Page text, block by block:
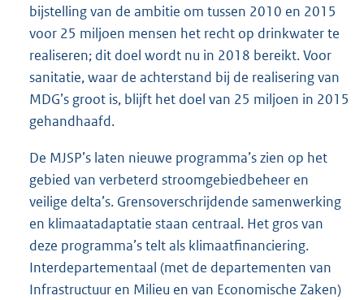
bijstelling van de ambitie om tussen 2010 en 2015
voor 25 miljoen mensen het recht op drinkwater te
realiseren; dit doel wordt nu in 2018 bereikt. Voor
sanitatie, waar de achterstand bij de realisering van
MDG’s groot is, blijft het doel van 25 miljoen in 2015
gehandhaafd.
De MJSP’s laten nieuwe programma’s zien op het
gebied van verbeterd stroomgebiedbeheer en
veilige delta’s. Grensoverschrijdende samenwerking
en klimaatadaptatie staan centraal. Het gros van
deze programma’s telt als klimaatfinanciering.
Interdepartementaal (met de departementen van
Infrastructuur en Milieu en van Economische Zaken)